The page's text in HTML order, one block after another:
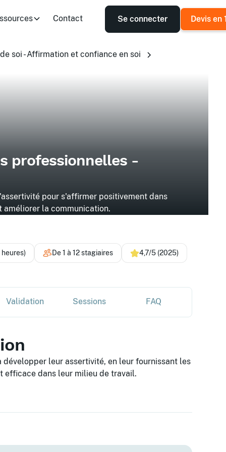
Contact Se connecter Devis en
soi - Affirmation et confiance en soi
professionnelles -
pour s'affirmer positivement dans
améliorer la communication.
heures) De 1 à 12 stagiaires 4,7/5 (2025)
Validation Sessions FAQ
leur assertivité, en leur fournissant les
efficace dans leur milieu de travail.